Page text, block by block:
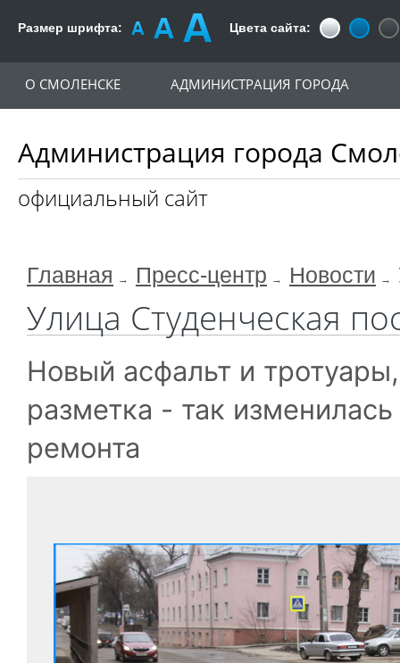
Размер шрифта: Цвета сайта:
Администрация города
официальный сайт
О СМОЛЕНСКЕ АДМИНИСТРАЦИЯ ГОРОДА
Главная Пресс-центр Новости
Улица Студенческая
Новый асфальт и
разметка - так
ремонта